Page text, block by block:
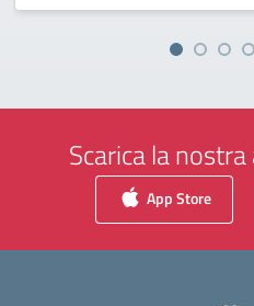
Scarica la
App Store